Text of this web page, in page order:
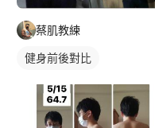
蔡肌教練
健身前後對比